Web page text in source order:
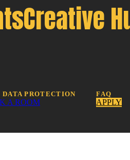
Creative
DATA PROTECTION FAQ
A ROOM APPLY